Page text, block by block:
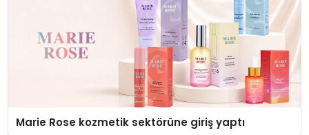
Marie Rose kozmetik sektörüne giriş yaptı